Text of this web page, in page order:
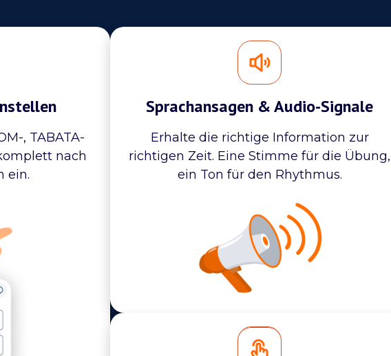
, TABATA-
nach
ein.
Sprachansagen & Audio-Signale
Erhalte die richtige Information zur
richtigen Zeit. Eine Stimme für die Übung,
ein Ton für den Rhythmus.